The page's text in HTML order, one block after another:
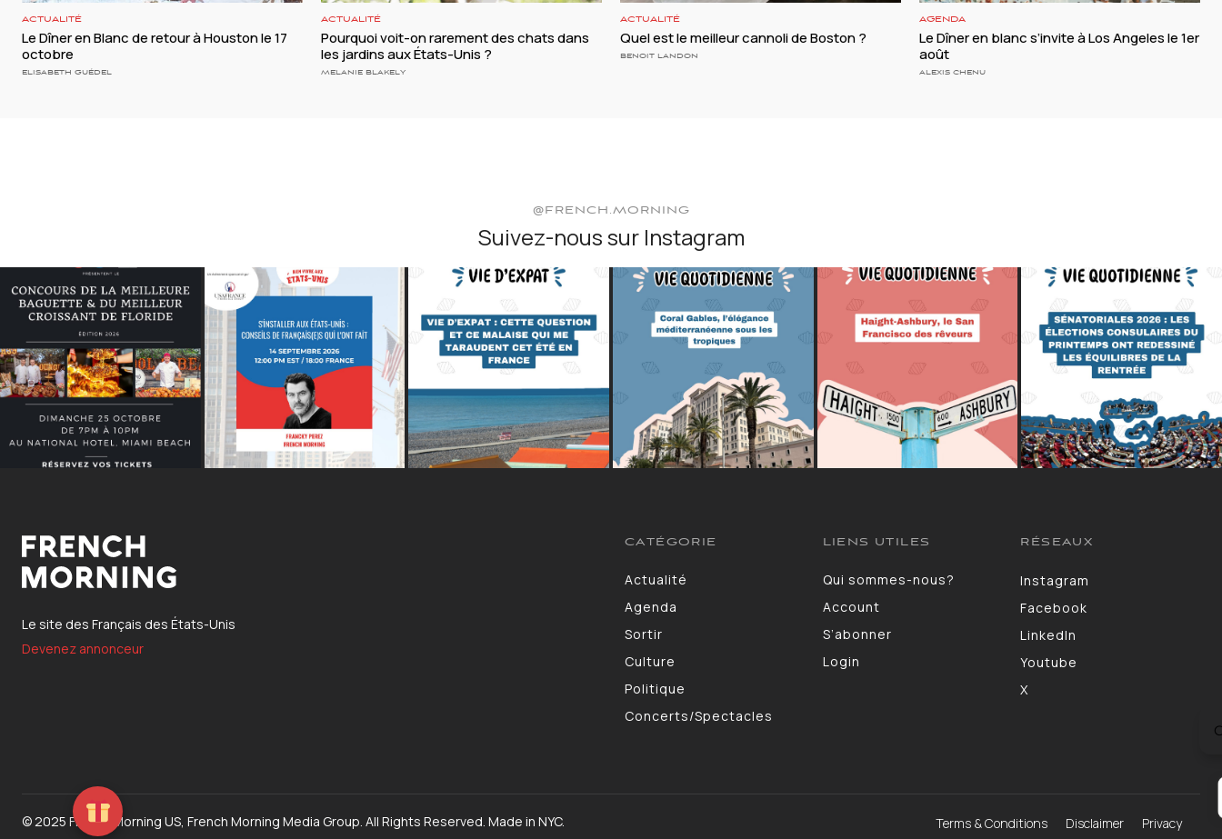
ACTUALITÉ
Le Dîner en Blanc de retour à Houston le 17
octobre
ELISABETH GUÉDEL
ACTUALITÉ
Pourquoi voit-on rarement des chats dans
les jardins aux États-Unis ?
MELANIE BLAKELY
ACTUALITÉ
Quel est le meilleur cannoli de Boston ?
BENOIT LANDON
AGENDA
Le Dîner en blanc s’invite à Los Angeles le 1er
août
ALEXIS CHENU
@FRENCH.MORNING
Suivez-nous sur Instagram
Le site des Français des États-Unis
Devenez annonceur
CATÉGORIE
Actualité
Agenda
Sortir
Culture
Politique
Concerts/Spectacles
LIENS UTILES
Qui sommes-nous?
Account
S’abonner
Login
RÉSEAUX
Instagram
Facebook
LinkedIn
Youtube
X
© 2025 French Morning US, French Morning Media Group. All Rights Reserved. Made in NYC. Terms & Conditions Disclaimer Privacy